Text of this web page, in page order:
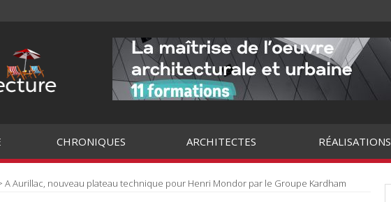
CHRONIQUES ARCHITECTES RÉALISATIONS
A Aurillac, nouveau plateau technique pour Henri Mondor par le Groupe Kardham